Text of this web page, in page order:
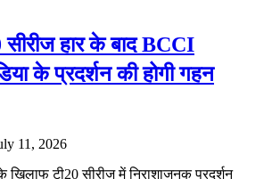
सीरीज हार के बाद BCCI
के प्रदर्शन की होगी गहन
11, 2026
खिलाफ टी20 सीरीज में निराशाजनक प्रदर्शन